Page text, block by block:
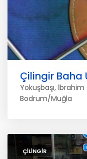
Çilingir Baha
Yokuşbaşı,
Bodrum/Muğla
ÇILINGIR